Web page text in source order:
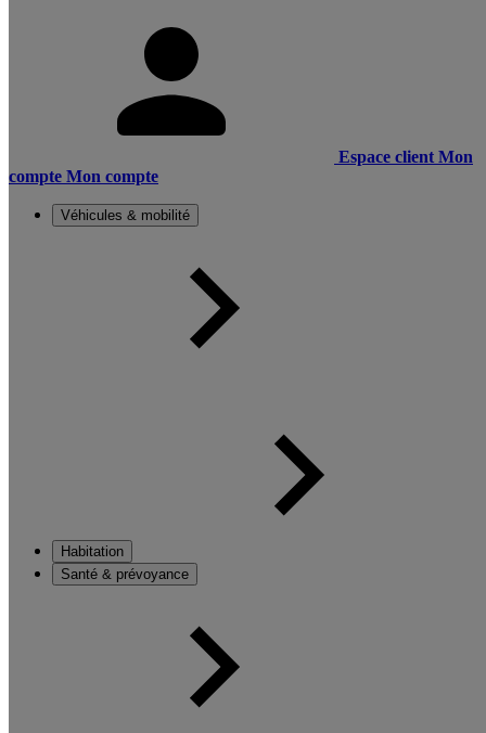
Espace client Mon
compte Mon compte
Véhicules & mobilité
Habitation
Santé & prévoyance